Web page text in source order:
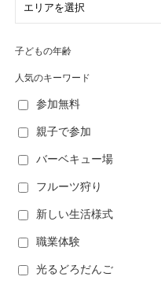
子どもの年齢
人気のキーワード
参加無料
親子で参加
バーベキュー場
フルーツ狩り
新しい生活様式
職業体験
光るどろだんご